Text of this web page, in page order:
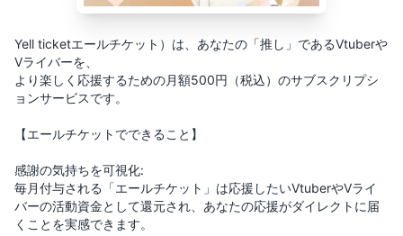
Yell ticketエールチケット）は、あなたの「推し」であるVtuberや
Vライバーを、
より楽しく応援するための月額500円（税込）のサブスクリプシ
ョンサービスです。
【エールチケットでできること】
感謝の気持ちを可視化:
毎月付与される「エールチケット」は応援したいVtuberやVライ
バーの活動資金として還元され、あなたの応援がダイレクトに届
くことを実感できます。